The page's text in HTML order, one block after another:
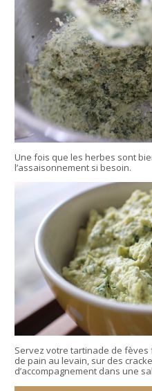
Une fois que les herbes sont
l’assaisonnement si besoin.
Servez votre tartinade de fèves
de pain au levain, sur des
d’accompagnement dans une